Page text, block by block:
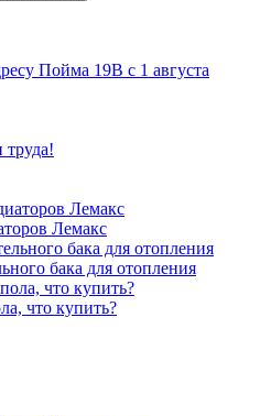
Пойма 19В с 1 августа
Лемакс
бака для отопления
что купить?